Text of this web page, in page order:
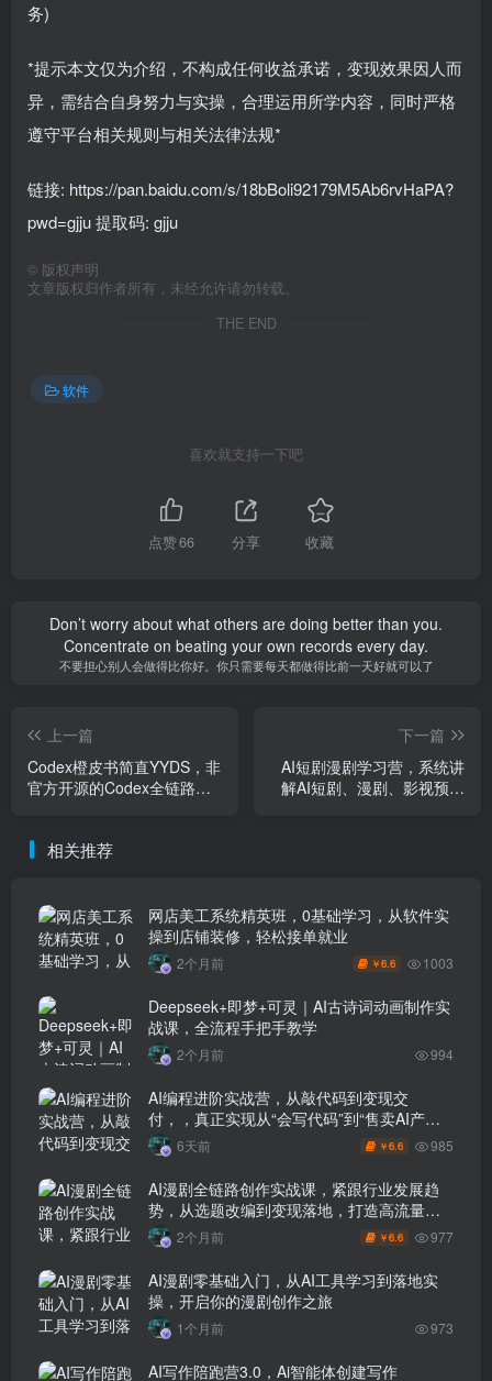
务)
*提示本文仅为介绍，不构成任何收益承诺，变现效果因人而
异，需结合自身努力与实操，合理运用所学内容，同时严格
遵守平台相关规则与相关法律法规*
链接: https://pan.baidu.com/s/18bBoli92179M5Ab6rvHaPA?
pwd=gjju 提取码: gjju
© 版权声明
文章版权归作者所有，未经允许请勿转载。
THE END
软件
喜欢就支持一下吧
点赞66 分享 收藏
Don’t worry about what others are doing better than you.
Concentrate on beating your own records every day.
不要担心别人会做得比你好。你只需要每天都做得比前一天好就可以了
上一篇
Codex橙皮书简直YYDS，非
官方开源的Codex全链路指
下一篇
AI短剧漫剧学习营，系统讲
解AI短剧、漫剧、影视预告
相关推荐
网店美工系统精英班，0基础学习，从软件实
操到店铺装修，轻松接单就业
2个月前 ￥6.6 1003
Deepseek+即梦+可灵｜AI古诗词动画制作实
战课，全流程手把手教学
2个月前 994
AI编程进阶实战营，从敲代码到变现交
付，，真正实现从“会写代码”到“售卖AI产品
盈利”的跨越
6天前 ￥6.6 985
AI漫剧全链路创作实战课，紧跟行业发展趋
势，从选题改编到变现落地，打造高流量优
质作品2个月前 ￥6.6 977
AI漫剧零基础入门，从AI工具学习到落地实
操，开启你的漫剧创作之旅
1个月前 973
AI写作陪跑营3.0，Ai智能体创建写作